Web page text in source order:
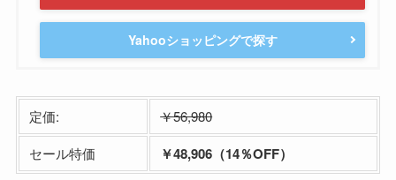
Yahooショッピングで探す
定価:
￥56,980
セール特価
￥48,906（14％OFF）